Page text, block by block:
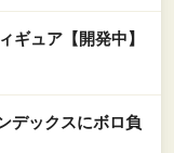
ギュア【開発中】
デックスにボロ負